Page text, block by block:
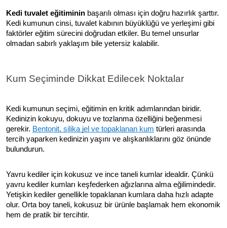
Kedi tuvalet eğitiminin başarılı olması için doğru hazırlık şarttır.
Kedi kumunun cinsi, tuvalet kabının büyüklüğü ve yerleşimi gibi
faktörler eğitim sürecini doğrudan etkiler. Bu temel unsurlar
olmadan sabırlı yaklaşım bile yetersiz kalabilir.
Kum Seçiminde Dikkat Edilecek Noktalar
Kedi kumunun seçimi, eğitimin en kritik adımlarından biridir.
Kedinizin kokuyu, dokuyu ve tozlanma özelliğini beğenmesi
gerekir. Bentonit, silika jel ve topaklanan kum türleri arasında
tercih yaparken kedinizin yaşını ve alışkanlıklarını göz önünde
bulundurun.
Yavru kediler için kokusuz ve ince taneli kumlar idealdir. Çünkü
yavru kediler kumları keşfederken ağızlarına alma eğilimindedir.
Yetişkin kediler genellikle topaklanan kumlara daha hızlı adapte
olur. Orta boy taneli, kokusuz bir ürünle başlamak hem ekonomik
hem de pratik bir tercihtir.